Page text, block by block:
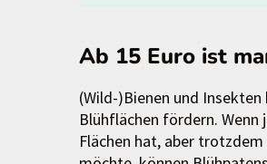
Ab 15 Euro ist
(Wild-)Bienen und
Blühflächen fördern. Wenn
Flächen hat, aber